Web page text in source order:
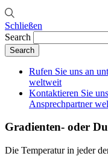
Schließen
Search
Rufen Sie uns an
weltweit
Kontaktieren Sie
Ansprechpartner
Gradienten- oder
Die Temperatur in jeder